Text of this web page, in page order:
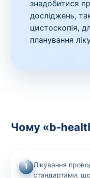
знадобитися
досліджень,
цистоскопія,
планування
Чому «b-
1
Лікування
стандартами, що